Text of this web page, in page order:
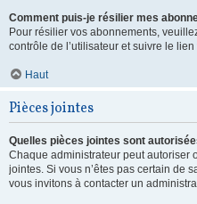
Comment puis-je résilier mes
Pour résilier vos abonnements,
contrôle de l’utilisateur et suivre le
Haut
Pièces jointes
Quelles pièces jointes sont
Chaque administrateur peut autoriser
jointes. Si vous n’êtes pas certain de
vous invitons à contacter un